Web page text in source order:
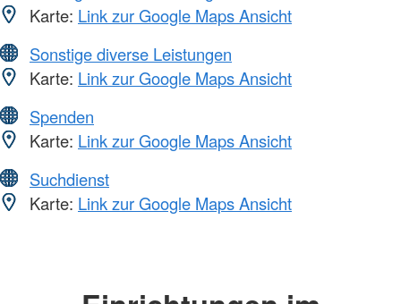
Karte: Link zur Google Maps Ansicht
Sonstige diverse Leistungen
Karte: Link zur Google Maps Ansicht
Spenden
Karte: Link zur Google Maps Ansicht
Suchdienst
Karte: Link zur Google Maps Ansicht